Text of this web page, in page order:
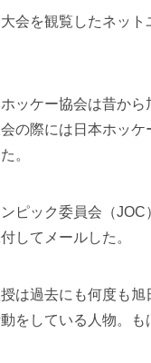
会を観覧したネッ
ッケー協会は昔か
の際には日本ホッ
。
ピック委員会（
してメールした。
は過去にも何度も
をしている人物。も